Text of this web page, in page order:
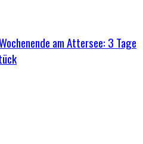
am Attersee: 3 Tage